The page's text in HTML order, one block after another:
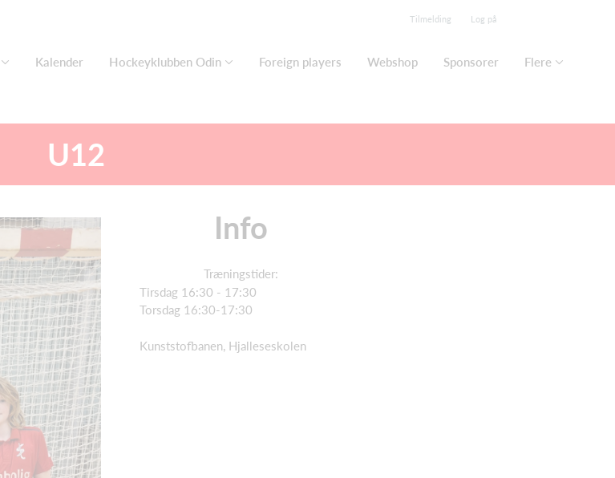
Tilmelding Log på
Kalender Hockeyklubben Odin Foreign players Webshop Sponsorer Flere
U12
Info
Træningstider:
Tirsdag 16:30 - 17:30
Torsdag 16:30-17:30
Kunststofbanen, Hjalleseskolen